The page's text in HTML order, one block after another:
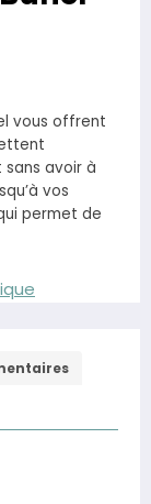
vous offrent
avoir à
vos
permet de